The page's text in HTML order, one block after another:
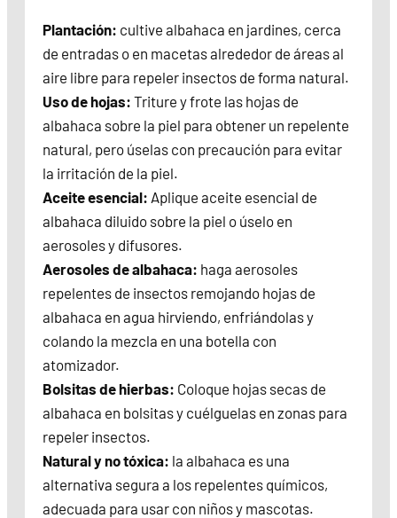
Plantación: cultive albahaca en jardines, cerca
de entradas o en macetas alrededor de áreas al
aire libre para repeler insectos de forma natural.
Uso de hojas: Triture y frote las hojas de
albahaca sobre la piel para obtener un repelente
natural, pero úselas con precaución para evitar
la irritación de la piel.
Aceite esencial: Aplique aceite esencial de
albahaca diluido sobre la piel o úselo en
aerosoles y difusores.
Aerosoles de albahaca: haga aerosoles
repelentes de insectos remojando hojas de
albahaca en agua hirviendo, enfriándolas y
colando la mezcla en una botella con
atomizador.
Bolsitas de hierbas: Coloque hojas secas de
albahaca en bolsitas y cuélguelas en zonas para
repeler insectos.
Natural y no tóxica: la albahaca es una
alternativa segura a los repelentes químicos,
adecuada para usar con niños y mascotas.